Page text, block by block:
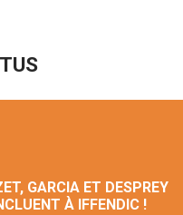
GARCIA ET DESPREY
À IFFENDIC !